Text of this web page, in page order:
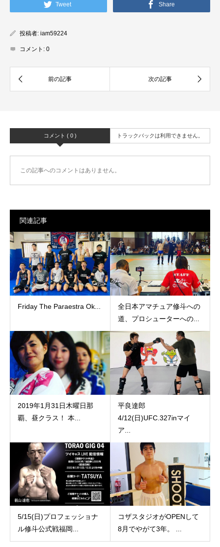
Tweet Share
投稿者: iam59224
コメント: 0
コメント ( 0 ) トラックバックは利用できません。
この記事へのコメントはありません。
関連記事
Friday The Paraestra Ok...
全日本アマチュア修斗への
道、プロシューターへの...
2019年1月31日木曜日那
覇、昼クラス！ 本...
平良達郎
4/12(日)UFC.327inマイ
ア...
5/15(日)プロフェッショナ
ル修斗公式戦福岡...
コザスタジオがOPENして
8月でやがて3年。 ...